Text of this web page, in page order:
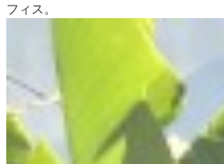
フィス。